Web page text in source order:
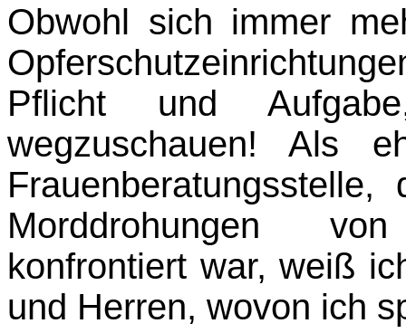
Obwohl sich immer
Pflicht und
wegzuschauen! Als
Morddrohun­gen
konfrontiert war, weiß
und Herren, wovon ich